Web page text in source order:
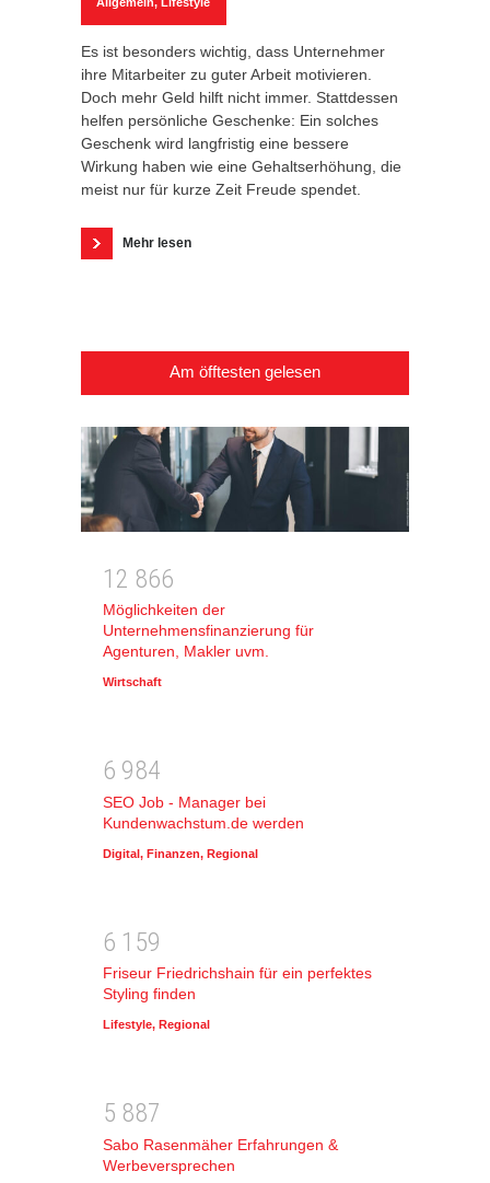
Es ist besonders wichtig, dass Unternehmer
ihre Mitarbeiter zu guter Arbeit motivieren.
Doch mehr Geld hilft nicht immer. Stattdessen
helfen persönliche Geschenke: Ein solches
Geschenk wird langfristig eine bessere
Wirkung haben wie eine Gehaltserhöhung, die
meist nur für kurze Zeit Freude spendet.
Mehr lesen
Am öfftesten gelesen
1 2 866
Möglichkeiten der
Unternehmensfinanzierung für
Agenturen, Makler uvm.
Wirtschaft
6 984
SEO Job - Manager bei
Kundenwachstum.de werden
Digital, Finanzen, Regional
6 1 59
Friseur Friedrichshain für ein perfektes
Styling finden
Lifestyle, Regional
5 887
Sabo Rasenmäher Erfahrungen &
Werbeversprechen